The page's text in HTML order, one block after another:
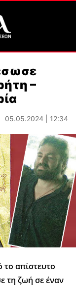
–
05.05.2024 | 12:34
το απίστευτο
τη ζωή σε έναν